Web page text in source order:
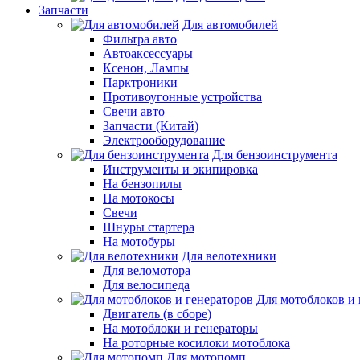
Запчасти
Для автомобилей
Фильтра авто
Автоаксессуары
Ксенон, Лампы
Парктроники
Противоугонные устройства
Свечи авто
Запчасти (Китай)
Электрооборудование
Для бензоинструмента
Инструменты и экипировка
На бензопилы
На мотокосы
Свечи
Шнуры стартера
На мотобуры
Для велотехники
Для веломотора
Для велосипеда
Для мотоблоков и
Двигатель (в сборе)
На мотоблоки и генераторы
На роторные косилоки мотоблока
Для мотопомп